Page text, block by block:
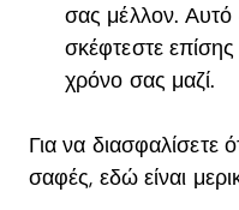
σας μέλλον. Αυτό
σκέφτεστε
χρόνο σας μαζί.
Για να διασφαλίσετε
σαφές, εδώ είναι